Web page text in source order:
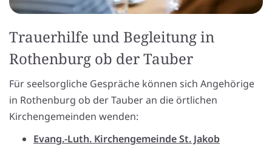
Trauerhilfe und Begleitung in
Rothenburg ob der Tauber
Für seelsorgliche Gespräche können sich Angehörige
in Rothenburg ob der Tauber an die örtlichen
Kirchengemeinden wenden:
Evang.-Luth. Kirchengemeinde St. Jakob